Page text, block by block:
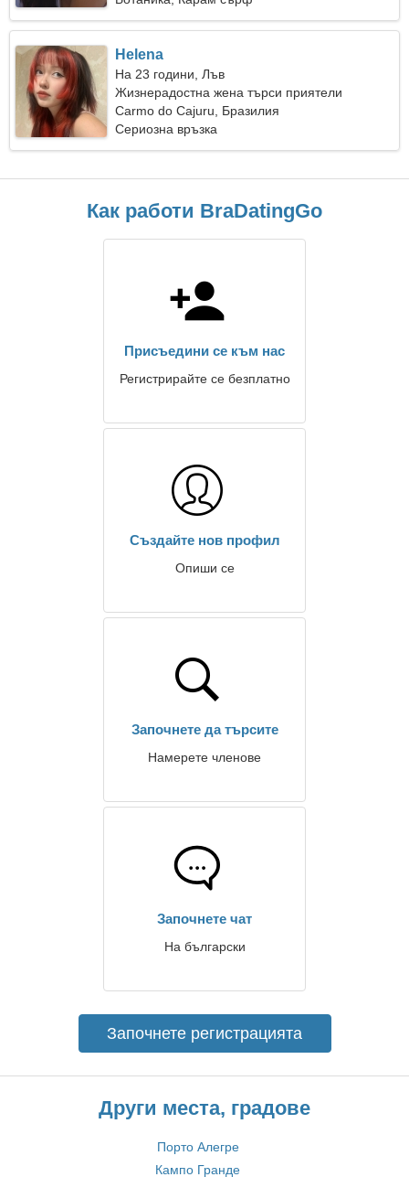
Helena
На 23 години, Лъв
Жизнерадостна жена търси приятели
Carmo do Cajuru, Бразилия
Сериозна връзка
Как работи BraDatingGo
Присъедини се към нас
Регистрирайте се безплатно
Създайте нов профил
Опиши се
Започнете да търсите
Намерете членове
Започнете чат
На български
Започнете регистрацията
Други места, градове
Порто Алегре
Кампо Гранде